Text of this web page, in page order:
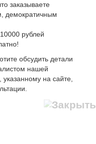
заказываете
демократичным
рублей
обсудить детали
нашей
на сайте,